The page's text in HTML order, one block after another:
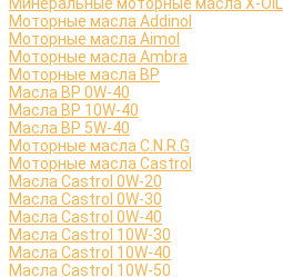
Моторные масла Addinol
Моторные масла Aimol
Моторные масла Ambra
Моторные масла BP
Масла BP 0W-40
Масла BP 10W-40
Масла BP 5W-40
Моторные масла C.N.R.G
Моторные масла Castrol
Масла Castrol 0W-20
Масла Castrol 0W-30
Масла Castrol 0W-40
Масла Castrol 10W-30
Масла Castrol 10W-40
Масла Castrol 10W-50